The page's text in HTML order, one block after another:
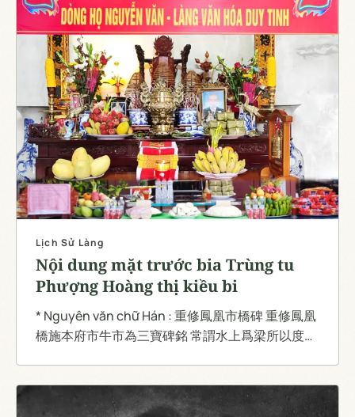
Lịch Sử Làng
Nội dung mặt trước bia Trùng tu
Phượng Hoàng thị kiều bi
* Nguyên văn chữ Hán : 重修鳳凰市橋碑 重修鳳凰
橋施本府市牛市為三寶碑銘 常謂水上爲梁所以度行
往来貨財之所貿易真湯沐邑中大去大来大都會處也